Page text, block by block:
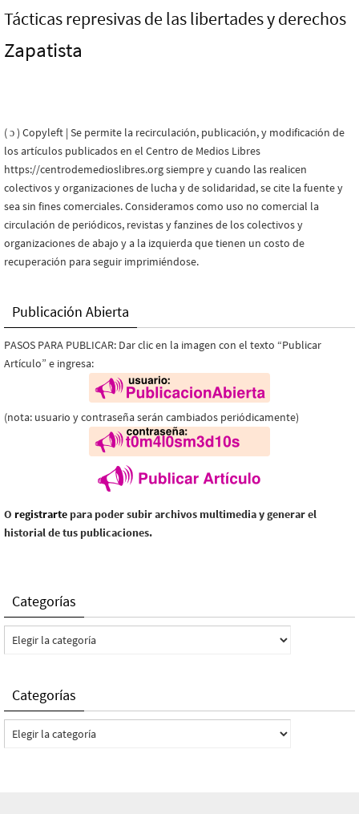
Tácticas represivas de las libertades y derechos
Zapatista
( ɔ ) Copyleft | Se permite la recirculación, publicación, y modificación de
los artículos publicados en el Centro de Medios Libres
https://centrodemedioslibres.org siempre y cuando las realicen
colectivos y organizaciones de lucha y de solidaridad, se cite la fuente y
sea sin fines comerciales. Consideramos como uso no comercial la
circulación de periódicos, revistas y fanzines de los colectivos y
organizaciones de abajo y a la izquierda que tienen un costo de
recuperación para seguir imprimiéndose.
Publicación Abierta
PASOS PARA PUBLICAR: Dar clic en la imagen con el texto “Publicar
Artículo” e ingresa:
(nota: usuario y contraseña serán cambiados periódicamente)
O registrarte para poder subir archivos multimedia y generar el
historial de tus publicaciones.
Categorías
Categorías
Categorías
Categorías